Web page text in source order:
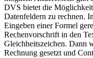
DVS bietet die
Datenfeldern zu rechnen.
Eingeben einer Formel
Rechenvorschrift in den
Gleichheitszeichen. Dann
Rechnung gesetzt und